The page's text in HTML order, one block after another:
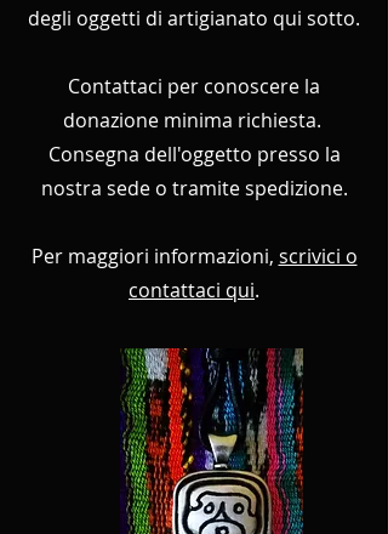
degli oggetti di artigianato qui sotto.
Contattaci per conoscere la
donazione minima richiesta.
Consegna dell'oggetto presso la
nostra sede o tramite spedizione.
Per maggiori informazioni, scrivici o
contattaci qui.